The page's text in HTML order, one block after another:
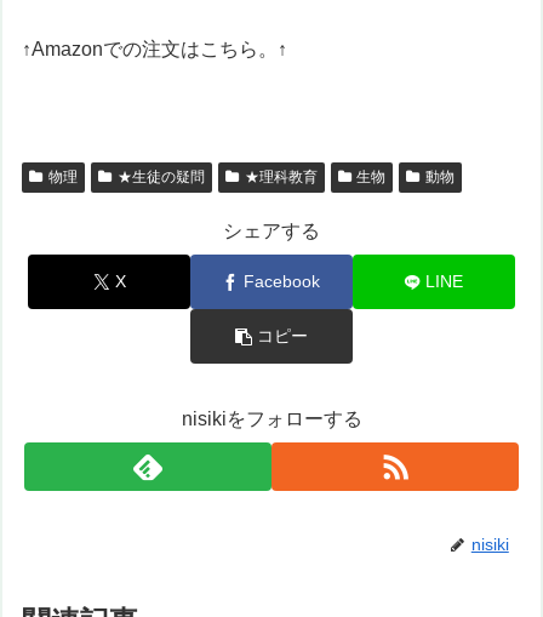
↑Amazonでの注文はこちら。↑
物理 ★生徒の疑問 ★理科教育 生物 動物
シェアする
X Facebook LINE
コピー
nisikiをフォローする
nisiki